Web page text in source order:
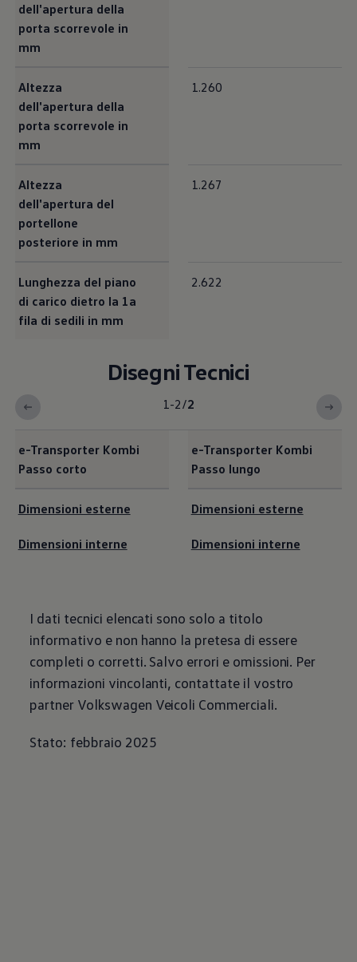
dell'apertura della
porta scorrevole in
mm
Altezza
dell'apertura della
porta scorrevole in
mm
1.260
Altezza
dell'apertura del
portellone
posteriore in mm
1.267
Lunghezza del piano
di carico dietro la 1a
fila di sedili in mm
2.622
Disegni Tecnici
1-2/2
e-Transporter Kombi
Passo corto
e-Transporter Kombi
Passo lungo
Dimensioni esterne
Dimensioni interne
Dimensioni esterne
Dimensioni interne
I dati tecnici elencati sono solo a titolo
informativo e non hanno la pretesa di essere
completi o corretti. Salvo errori e omissioni. Per
informazioni vincolanti, contattate il vostro
partner Volkswagen Veicoli Commerciali.
Stato: febbraio 2025